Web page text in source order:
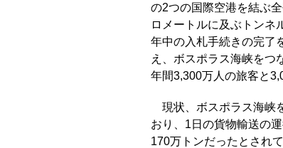
の2つの国際空港を結ぶ
ロメートルに及ぶトンネ
年中の入札手続きの完了
え、ボスポラス海峡をつ
年間3,300万人の旅客と
現状、ボスポラス海峡
おり、1日の貨物輸送の
170万トンだったとされ